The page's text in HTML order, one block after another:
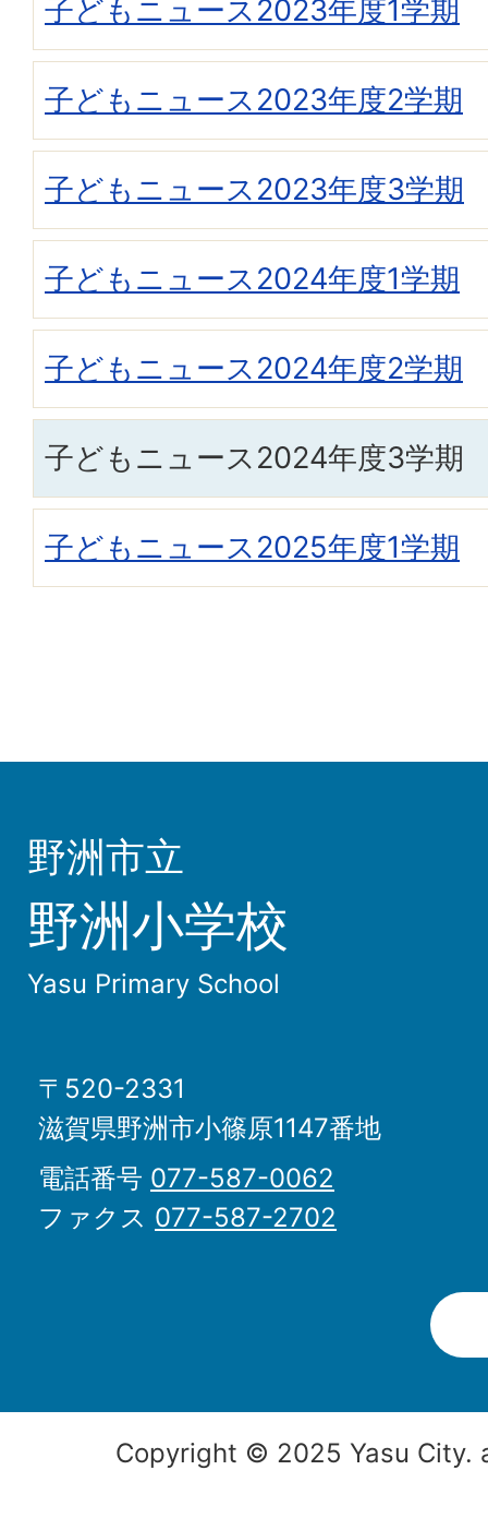
子どもニュース2023年度1学期
子どもニュース2023年度2学期
子どもニュース2023年度3学期
子どもニュース2024年度1学期
子どもニュース2024年度2学期
子どもニュース2024年度3学期
子どもニュース2025年度1学期
野洲市立
野洲小学校
Yasu Primary School
〒520-2331
滋賀県野洲市小篠原1147番地
電話番号 077-587-0062
ファクス 077-587-2702
Copyright © 2025 Yasu City.